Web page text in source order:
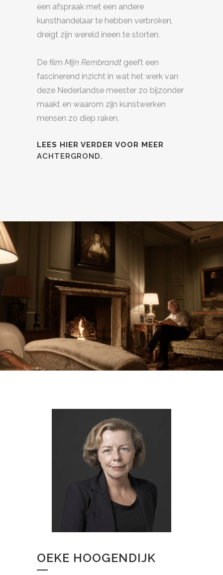
een afspraak met een andere
kunsthandelaar te hebben verbroken,
dreigt zijn wereld ineen te storten.
De film Mijn Rembrandt geeft een
fascinerend inzicht in wat het werk van
deze Nederlandse meester zo bijzonder
maakt en waarom zijn kunstwerken
mensen zo diep raken.
LEES HIER VERDER VOOR MEER
ACHTERGROND.
OEKE HOOGENDIJK